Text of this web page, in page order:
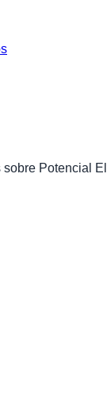
sobre Potencial